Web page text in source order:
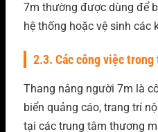
7m thường được dùng để
hệ thống hoặc vệ sinh các
2.3. Các công việc
Thang nâng người 7m là
biển quảng cáo, trang trí
tại các trung tâm thương